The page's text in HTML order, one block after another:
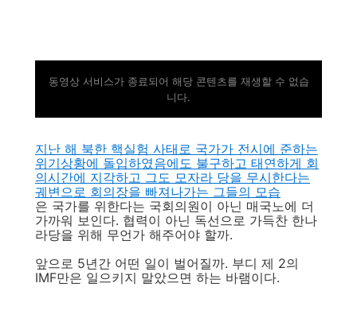
동영상 서비스가 종료되어 해당 콘텐츠를 재생할 수 없습
니다.
지난 해 북한 핵실험 사태로 국가가 전시에 준하는
위기상황에 돌입하였음에도 불구하고 태연하게 회
의시간에 지각하고 그도 모자라 당을 무시한다는
궤변으로 회의장을 빠져나가는 그들의 모습
은 국가를 위한다는 국회의원이 아닌 매국노에 더
가까워 보인다. 협력이 아닌 독선으로 가득찬 한나
라당을 위해 무언가 해주어야 할까.
앞으로 5년간 어떤 일이 벌어질까. 부디 제 2의
IMF만은 일으키지 말았으면 하는 바램이다.